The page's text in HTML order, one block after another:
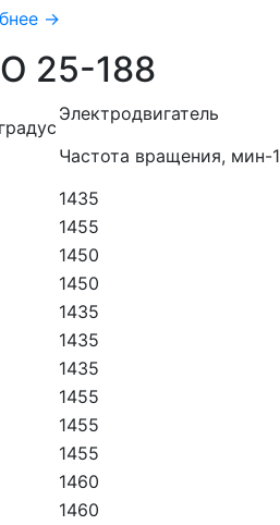
→
25-188
Электродвигатель
Частота вращения, мин-1
1435
1455
1450
1450
1435
1435
1435
1455
1455
1455
1460
1460